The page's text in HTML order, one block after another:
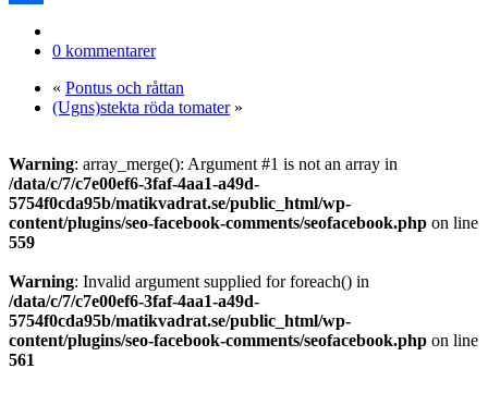
0 kommentarer
« Pontus och råttan
(Ugns)stekta röda tomater»
Warning: array_merge(): Argument #1 is not an array in
/data/c/7/c7e00ef6-3faf-4aa1-a49d-
5754f0cda95b/matikvadrat.se/public_html/wp-
content/plugins/seo-facebook-comments/seofacebook.php on line
559
Warning: Invalid argument supplied for foreach() in
/data/c/7/c7e00ef6-3faf-4aa1-a49d-
5754f0cda95b/matikvadrat.se/public_html/wp-
content/plugins/seo-facebook-comments/seofacebook.php on line
561